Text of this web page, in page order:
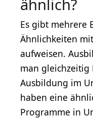
ähnlich?
Es gibt mehrere
Ähnlichkeiten
aufweisen.
man gleichzeitig
Ausbildung im
haben eine
Programme in